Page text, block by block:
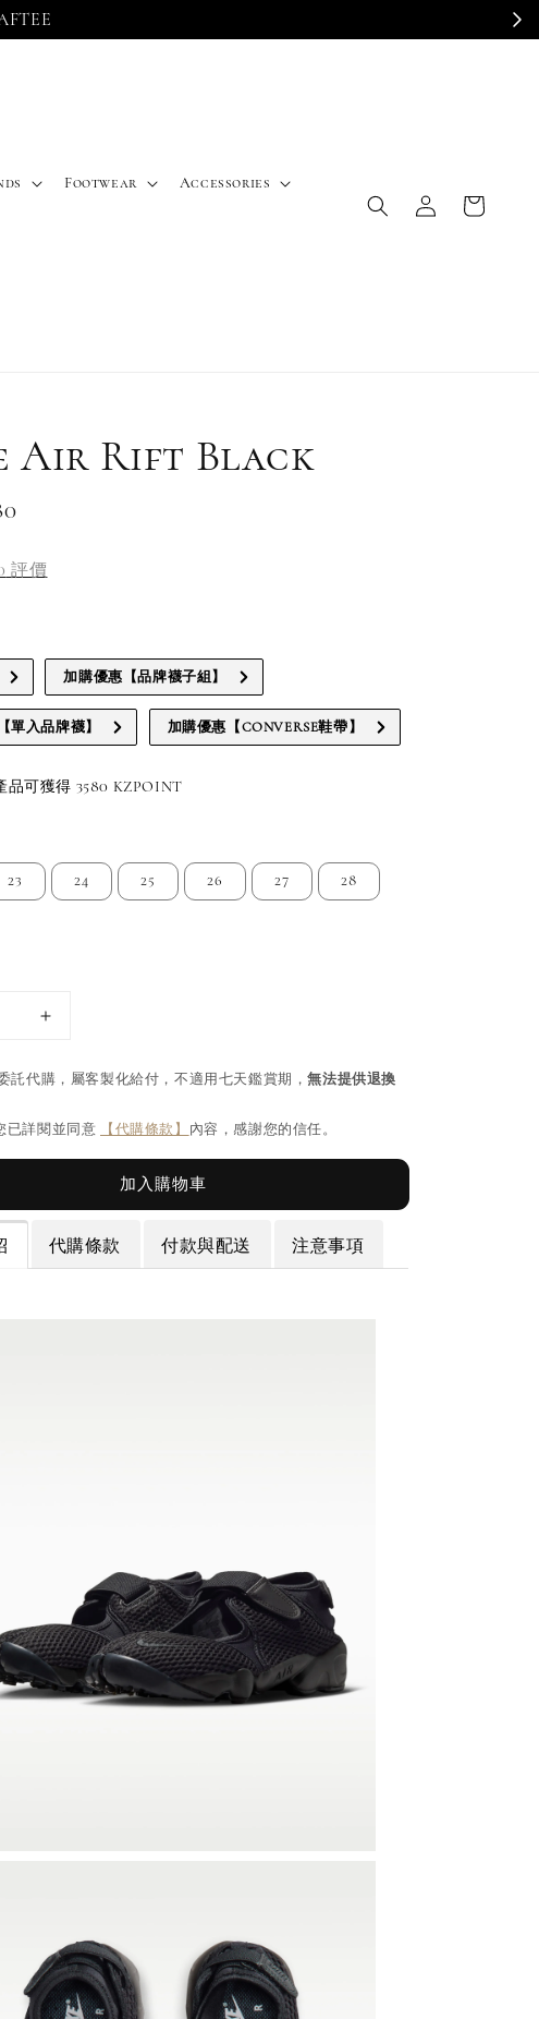
Footwear Accessories
Air Rift Black
評價
加購優惠【品牌襪子組】
單入品牌襪】 加購優惠【CONVERSE鞋帶】
品可獲得 3580 KZPOINT
23 24 25 26 27 28
託代購，屬客製化給付，不適用七天鑑賞期，無法提供退換
已詳閱並同意
【代購條款】 內容，感謝您的信任。
加入購物車
代購條款 付款與配送 注意事項